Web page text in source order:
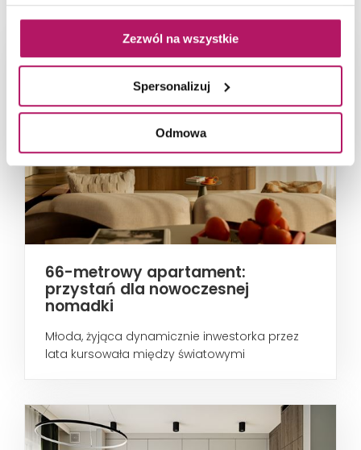
Zezwól na wszystkie
Spersonalizuj
Odmowa
66-metrowy apartament:
przystań dla nowoczesnej
nomadki
Młoda, żyjąca dynamicznie inwestorka przez
lata kursowała między światowymi